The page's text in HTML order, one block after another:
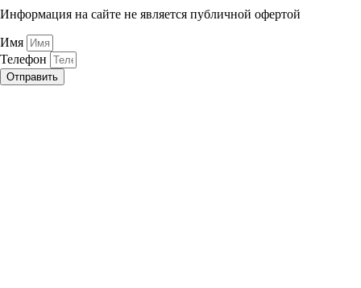
Информация на сайте не является публичной офертой
Имя
Телефон
Отправить